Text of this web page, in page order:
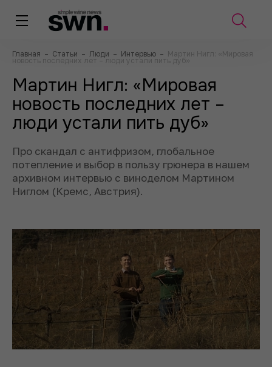
Главная – Статьи – Люди – Интервью – Мартин Нигл: «Мировая
новость последних лет – люди устали пить дуб»
Мартин Нигл: «Мировая
новость последних лет –
люди устали пить дуб»
Про скандал с антифризом, глобальное
потепление и выбор в пользу грюнера в нашем
архивном интервью с виноделом Мартином
Ниглом (Кремс, Австрия).